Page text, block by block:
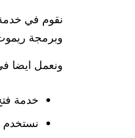
نقوم في
وبرمجة
ونعمل ايضا
خدمة
نستخدم